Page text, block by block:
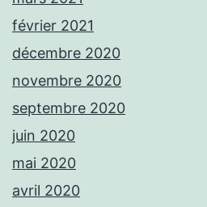
février 2021
décembre 2020
novembre 2020
septembre 2020
juin 2020
mai 2020
avril 2020